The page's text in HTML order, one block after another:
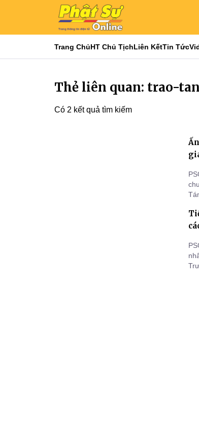
Trang ChủHT Chủ TịchLiên KếtTin Tức
Thẻ liên quan: trao-
Có 2 kết quả tìm kiếm